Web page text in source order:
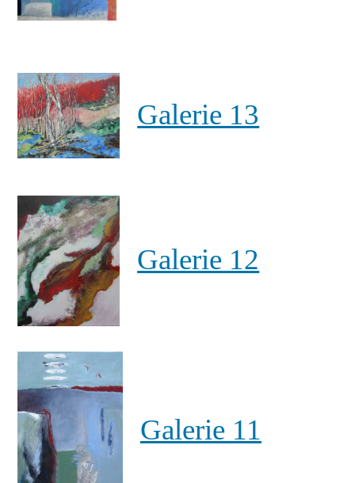
Galerie 13
Galerie 12
Galerie 11